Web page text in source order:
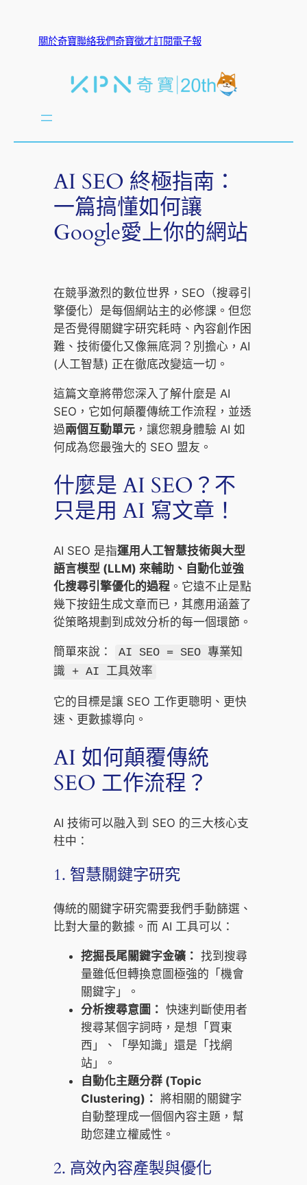
關於奇寶聯絡我們奇寶徵才訂閱電子報
AI SEO 終極指南：
一篇搞懂如何讓
Google愛上你的網站
在競爭激烈的數位世界，SEO（搜尋引
擎優化）是每個網站主的必修課。但您
是否覺得關鍵字研究耗時、內容創作困
難、技術優化又像無底洞？別擔心，AI
(人工智慧) 正在徹底改變這一切。
這篇文章將帶您深入了解什麼是 AI
SEO，它如何顛覆傳統工作流程，並透
過兩個互動單元 ，讓您親身體驗 AI 如
何成為您最強大的 SEO 盟友。
什麼是 AI SEO？不
只是用 AI 寫文章！
AI SEO 是指運用人工智慧技術與大型
語言模型 (LLM) 來輔助、自動化並強
化搜尋引擎優化的過程 。它遠不止是點
幾下按鈕生成文章而已，其應用涵蓋了
從策略規劃到成效分析的每一個環節。
簡單來說：
AI SEO = SEO 專業知
識 + AI 工具效率
它的目標是讓 SEO 工作更聰明、更快
速、更數據導向。
AI 如何顛覆傳統
SEO 工作流程？
AI 技術可以融入到 SEO 的三大核心支
柱中：
1. 智慧關鍵字研究
傳統的關鍵字研究需要我們手動篩選、
比對大量的數據。而 AI 工具可以：
挖掘長尾關鍵字金礦： 找到搜尋
量雖低但轉換意圖極強的「機會
關鍵字」。
分析搜尋意圖： 快速判斷使用者
搜尋某個字詞時，是想「買東
西」、「學知識」還是「找網
站」。
自動化主題分群 (Topic
Clustering)： 將相關的關鍵字
自動整理成一個個內容主題，幫
助您建立權威性。
2. 高效內容產製與優化